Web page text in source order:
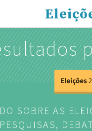
SOBRE AS
PESQUISAS,